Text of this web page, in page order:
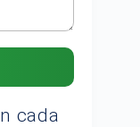
cada